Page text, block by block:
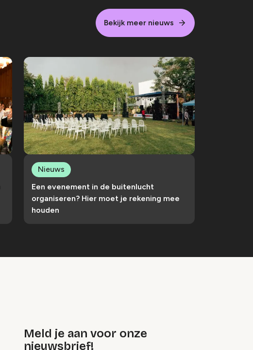
Bekijk meer nieuws
Een evenement in de buitenlucht
organiseren? Hier moet je rekening mee
houden
Nieuws
Meld je aan voor onze
nieuwsbrief!